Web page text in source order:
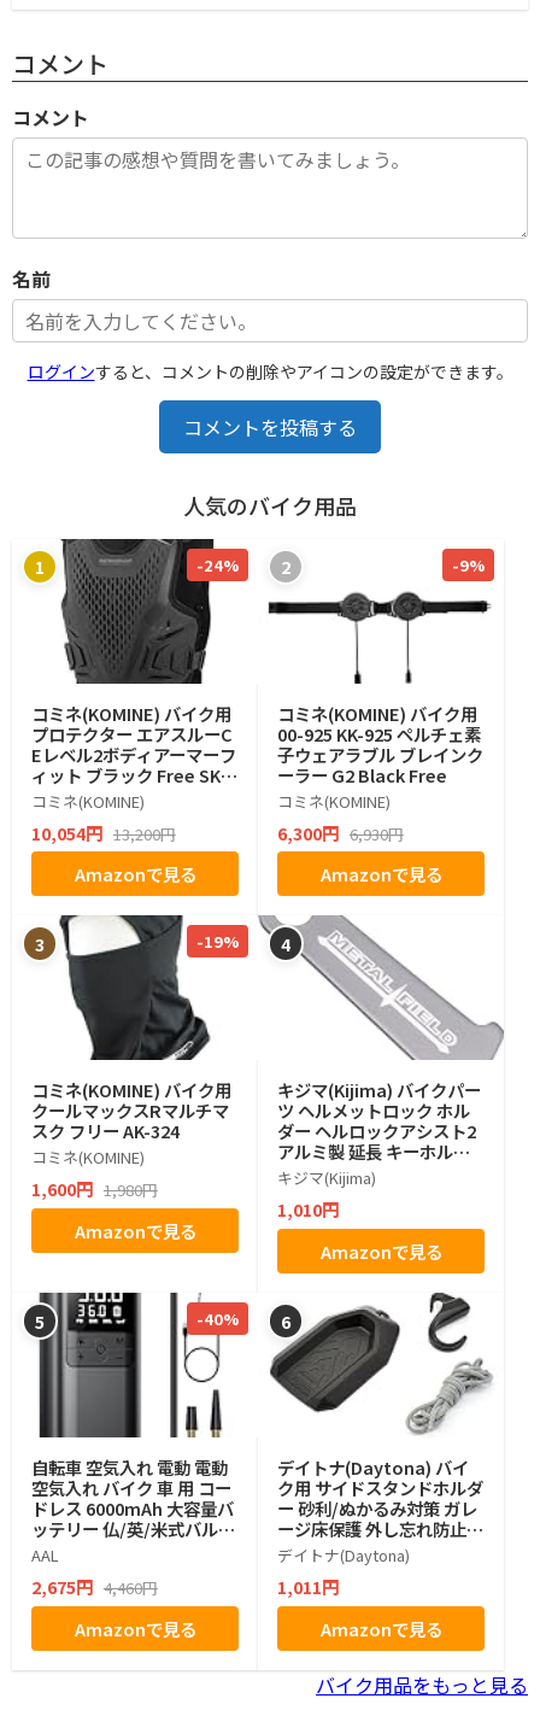
コメント
コメント
名前
ログインすると、コメントの削除やアイコンの設定ができます。
コメントを投稿する
人気のバイク用品
1 -24%
コミネ(KOMINE) バイク用
プロテクター エアスルーC
Eレベル2ボディアーマーフ
ィット ブラック Free SK-8
28 12998 プロテクター CE
規格レベル2
コミネ(KOMINE)
10,054円 13,200円
Amazonで見る
2 -9%
コミネ(KOMINE) バイク用
00-925 KK-925 ペルチェ素
子ウェアラブル ブレインク
ーラー G2 Black Free
コミネ(KOMINE)
6,300円 6,930円
Amazonで見る
3 -19%
コミネ(KOMINE) バイク用
クールマックスRマルチマ
スク フリー AK-324
コミネ(KOMINE)
1,600円 1,980円
Amazonで見る
4
キジマ(Kijima) バイクパー
ツ ヘルメットロック ホル
ダー ヘルロックアシスト2
アルミ製 延長 キーホルダ
ー ラチェットチンストラッ
プ用 ガンメタ P00033
キジマ(Kijima)
1,010円
Amazonで見る
5 -40%
自転車 空気入れ 電動 電動
空気入れ バイク 車 用 コー
ドレス 6000mAh 大容量バ
ッテリー 仏/英/米式バルブ
対応 自動停止 低騒音 エア
ポンプ
AAL
2,675円 4,460円
Amazonで見る
6
デイトナ(Daytona) バイ
ク用 サイドスタンドホルダ
ー 砂利/ぬかるみ対策 ガレ
ージ床保護 外し忘れ防止ひ
も フック付属 96485
デイトナ(Daytona)
1,011円
Amazonで見る
バイク用品をもっと見る